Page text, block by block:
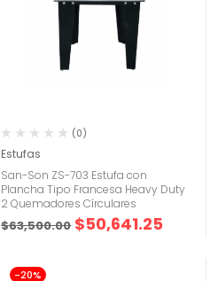
(0)
Estufas
San-Son ZS-703 Estufa con
Plancha Tipo Francesa Heavy Duty
2 Quemadores Círculares
$63,500.00 $50,641.25
-20%